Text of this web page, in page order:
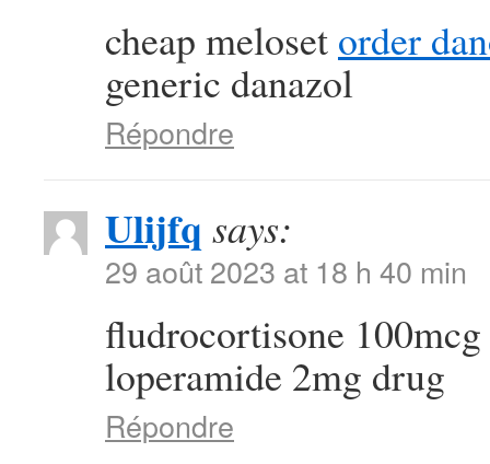
cheap meloset order
generic danazol
Répondre
Ulijfq says:
29 août 2023 at 18 h 40 min
fludrocortisone
loperamide 2mg drug
Répondre